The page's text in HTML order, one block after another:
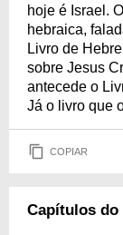
hoje é Israel.
hebraica,
Livro de
sobre Jesus
antecede o
Já o livro que
COPIAR
Capítulos do